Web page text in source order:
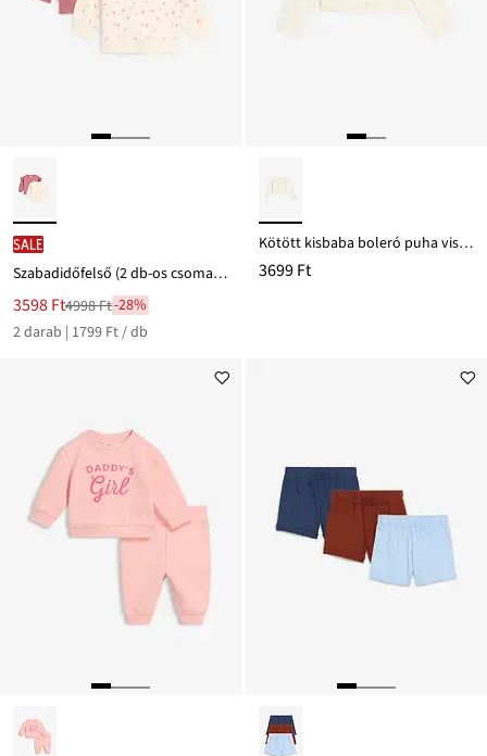
SALE
Szabadidőfelső (2 db-os csomag) tiszta bio-pamutból
Új
ár
3598 Ft
Leárazva
4998 Ft
4998 Ft-28%
2 darab | 1799 Ft / db
Kötött kisbaba boleró puha viszkóz keverékből
3699 Ft